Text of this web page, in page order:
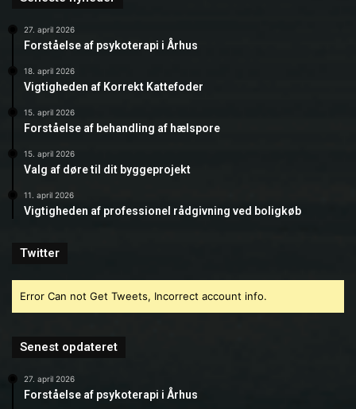
27. april 2026
Forståelse af psykoterapi i Århus
18. april 2026
Vigtigheden af Korrekt Kattefoder
15. april 2026
Forståelse af behandling af hælspore
15. april 2026
Valg af døre til dit byggeprojekt
11. april 2026
Vigtigheden af professionel rådgivning ved boligkøb
Twitter
Error Can not Get Tweets, Incorrect account info.
Senest opdateret
27. april 2026
Forståelse af psykoterapi i Århus